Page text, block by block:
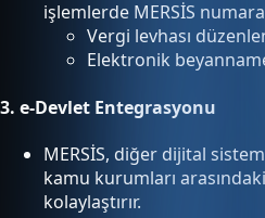
işlemlerde MERSİS
Vergi levhası
Elektronik
3. e-Devlet Entegrasyonu
MERSİS, diğer dijital
kamu kurumları arasındaki
kolaylaştırır.